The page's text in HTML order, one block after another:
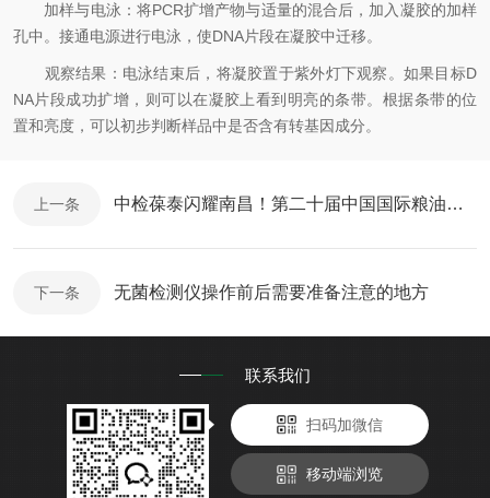
加样与电泳：将PCR扩增产物与适量的混合后，加入凝胶的加样
孔中。接通电源进行电泳，使DNA片段在凝胶中迁移。
观察结果：电泳结束后，将凝胶置于紫外灯下观察。如果目标D
NA片段成功扩增，则可以在凝胶上看到明亮的条带。根据条带的位
置和亮度，可以初步判断样品中是否含有转基因成分。
上一条 中检葆泰闪耀南昌！第二十届中国国际粮油博览会暨粮油展
下一条 无菌检测仪操作前后需要准备注意的地方
联系我们
扫码加微信
移动端浏览